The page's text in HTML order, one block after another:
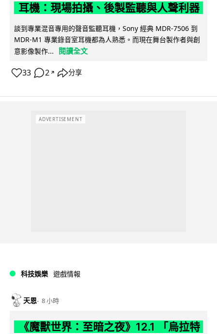
耳機：現場拍攝、後製監聽與人聲利器
談到專業混音專用的聲音監聽耳機，Sony 經典 MDR-7506 到
MDR-M1 專業錄音室耳機都為人熟悉。而現在舞台製作者與創
意影像製作...
閱讀全文
33 2 ↗ 分享
ADVERTISEMENT
科技娛樂 遊戲情報
天恩 8 小時
《魔獸世界：至暗之夜》12.1 「烏拉特